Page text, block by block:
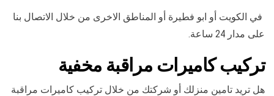
في الكويت أو ابو فطيرة أو المناطق الاخرى من خلال الاتصال بنا
على مدار 24 ساعة.
تركيب كاميرات مراقبة مخفية
هل تريد تامين منزلك أو شركتك من خلال تركيب كاميرات مراقبة